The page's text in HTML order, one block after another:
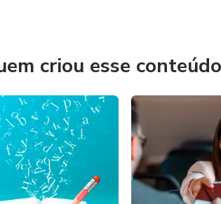
criou esse conteúdo